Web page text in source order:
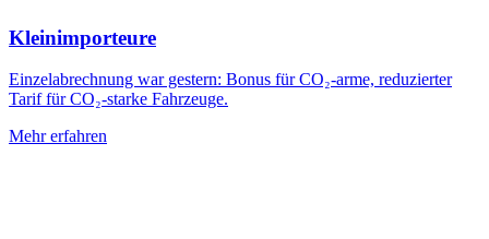
Kleinimporteure
Einzelabrechnung war gestern: Bonus für CO₂-arme, reduzierter
Tarif für CO₂-starke Fahrzeuge.
Mehr erfahren